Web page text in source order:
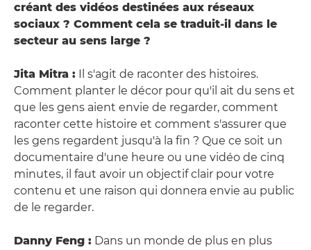
créant des vidéos destinées aux réseaux
sociaux ? Comment cela se traduit-il dans le
secteur au sens large ?
Jita Mitra : Il s'agit de raconter des histoires.
Comment planter le décor pour qu'il ait du sens et
que les gens aient envie de regarder, comment
raconter cette histoire et comment s'assurer que
les gens regardent jusqu'à la fin ? Que ce soit un
documentaire d'une heure ou une vidéo de cinq
minutes, il faut avoir un objectif clair pour votre
contenu et une raison qui donnera envie au public
de le regarder.
Danny Feng : Dans un monde de plus en plus